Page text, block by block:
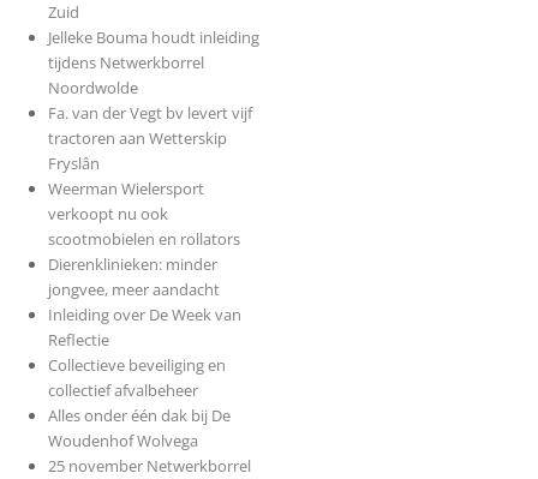
Zuid
Jelleke Bouma houdt inleiding
tijdens Netwerkborrel
Noordwolde
Fa. van der Vegt bv levert vijf
tractoren aan Wetterskip
Fryslân
Weerman Wielersport
verkoopt nu ook
scootmobielen en rollators
Dierenklinieken: minder
jongvee, meer aandacht
Inleiding over De Week van
Reflectie
Collectieve beveiliging en
collectief afvalbeheer
Alles onder één dak bij De
Woudenhof Wolvega
25 november Netwerkborrel